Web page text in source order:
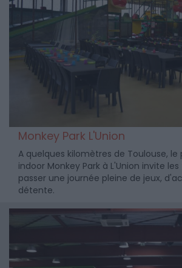
Monkey Park L'Union
A quelques kilomètres de Toulouse, le
indoor Monkey Park à L'Union invite
passer une journée pleine de jeux,
détente.